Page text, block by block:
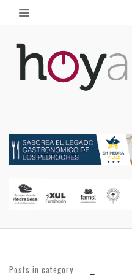
Posts in category